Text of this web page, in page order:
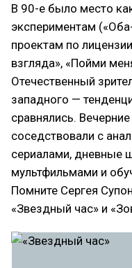
В 90-е было место
экспериментам
проектам по
взгляда», «Пойми
Отечественный
западного —
сравнялись.
соседствовали с
сериалами, дневные
мультфильмами и
Помните Сергея
«Звездный час» и